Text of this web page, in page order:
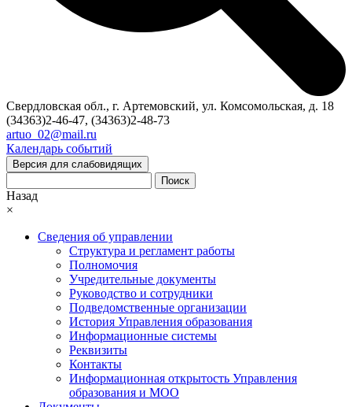
Свердловская обл., г. Артемовский, ул. Комсомольская, д. 18
(34363)2-46-47, (34363)2-48-73
artuo_02@mail.ru
Календарь событий
Версия для слабовидящих
Поиск
Назад
×
Сведения об управлении
Структура и регламент работы
Полномочия
Учредительные документы
Руководство и сотрудники
Подведомственные организации
История Управления образования
Информационные системы
Реквизиты
Контакты
Информационная открытость Управления
образования и МОО